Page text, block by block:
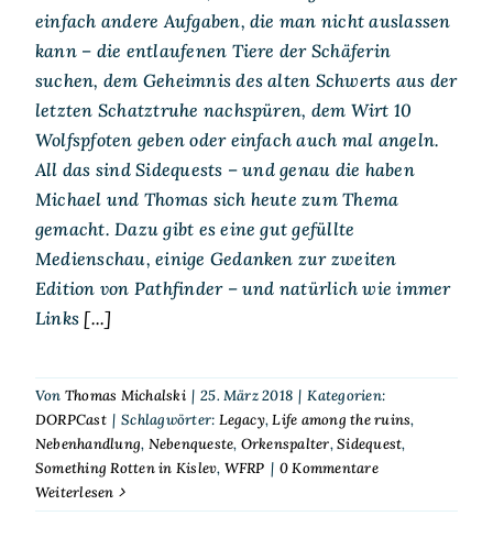
einfach andere Aufgaben, die man nicht auslassen
kann – die entlaufenen Tiere der Schäferin
suchen, dem Geheimnis des alten Schwerts aus der
letzten Schatztruhe nachspüren, dem Wirt 10
Wolfspfoten geben oder einfach auch mal angeln.
All das sind Sidequests – und genau die haben
Michael und Thomas sich heute zum Thema
gemacht. Dazu gibt es eine gut gefüllte
Medienschau, einige Gedanken zur zweiten
Edition von Pathfinder – und natürlich wie immer
Links [...]
Von Thomas Michalski | 25. März 2018 | Kategorien:
DORPCast | Schlagwörter: Legacy,Life among the ruins,
Nebenhandlung, Nebenqueste, Orkenspalter,Sidequest,
Something Rotten in Kislev, WFRP | 0 Kommentare
Weiterlesen